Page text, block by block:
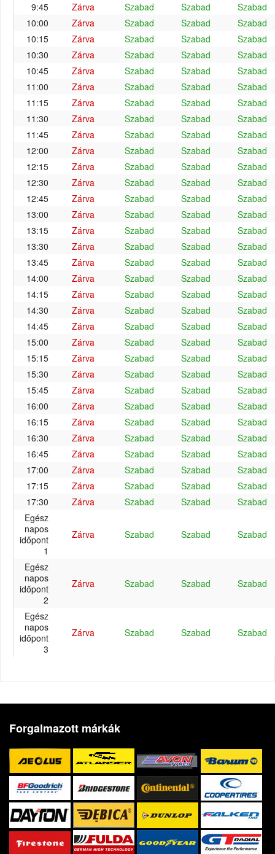
9:45
Zárva Szabad Szabad
Szabad
10:00
Zárva Szabad Szabad
Szabad
10:15
Zárva Szabad Szabad
Szabad
10:30
Zárva Szabad Szabad
Szabad
10:45
Zárva Szabad Szabad
Szabad
11:00
Zárva Szabad Szabad
Szabad
11:15
Zárva Szabad Szabad
Szabad
11:30
Zárva Szabad Szabad
Szabad
11:45
Zárva Szabad Szabad
Szabad
12:00
Zárva Szabad Szabad
Szabad
12:15
Zárva Szabad Szabad
Szabad
12:30
Zárva Szabad Szabad
Szabad
12:45
Zárva Szabad Szabad
Szabad
13:00
Zárva Szabad Szabad
Szabad
13:15
Zárva Szabad Szabad
Szabad
13:30
Zárva Szabad Szabad
Szabad
13:45
Zárva Szabad Szabad
Szabad
14:00
Zárva Szabad Szabad
Szabad
14:15
Zárva Szabad Szabad
Szabad
14:30
Zárva Szabad Szabad
Szabad
14:45
Zárva Szabad Szabad
Szabad
15:00
Zárva Szabad Szabad
Szabad
15:15
Zárva Szabad Szabad
Szabad
15:30
Zárva Szabad Szabad
Szabad
15:45
Zárva Szabad Szabad
Szabad
16:00
Zárva Szabad Szabad
Szabad
16:15
Zárva Szabad Szabad
Szabad
16:30
Zárva Szabad Szabad
Szabad
16:45
Zárva Szabad Szabad
Szabad
17:00
Zárva Szabad Szabad
Szabad
17:15
Zárva Szabad Szabad
Szabad
17:30
Zárva Szabad Szabad
Szabad
Egész
napos
időpont
1
Zárva Szabad Szabad Szabad
Egész
napos
időpont
2
Zárva Szabad Szabad Szabad
Egész
napos
időpont
3
Zárva Szabad Szabad Szabad
Forgalmazott márkák